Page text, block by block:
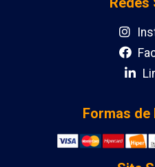
Formas de